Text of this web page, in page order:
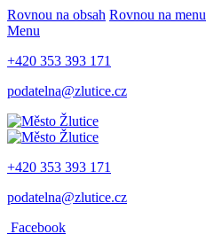
Rovnou na obsah Rovnou na menu
Menu
+420 353 393 171
podatelna@zlutice.cz
+420 353 393 171
podatelna@zlutice.cz
Facebook